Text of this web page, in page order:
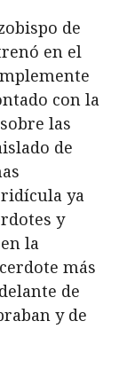
de
en el
con la
las
de
ya
y
la
más
de
y de